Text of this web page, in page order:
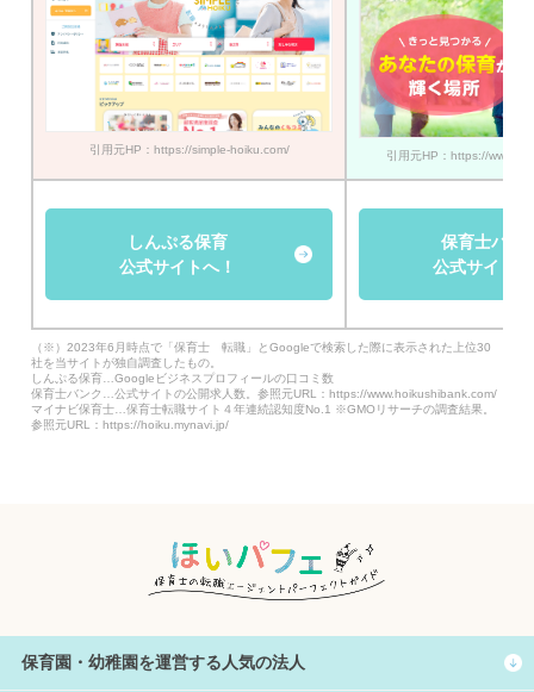
引用元HP：https://simple-hoiku.com/ 引用元HP：https://
しんぷる保育
公式サイトへ！
保育士バン
公式サイト
（※）2023年6月時点で「保育士 転職」とGoogleで検索した際に表示された上位30
社を当サイトが独自調査したもの。
しんぷる保育…Googleビジネスプロフィールの口コミ数
保育士バンク…公式サイトの公開求人数。参照元URL：https://www.hoikushibank.com/
マイナビ保育士…保育士転職サイト４年連続認知度No.1 ※GMOリサーチの調査結果。
参照元URL：https://hoiku.mynavi.jp/
保育園・幼稚園を運営する人気の法人